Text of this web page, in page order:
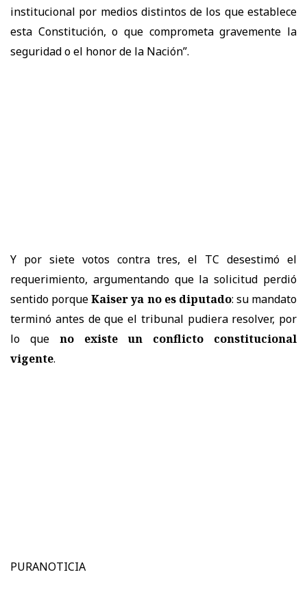
institucional por medios distintos de los que establece
esta Constitución, o que comprometa gravemente la
seguridad o el honor de la Nación”.
Y por siete votos contra tres, el TC desestimó el
requerimiento, argumentando que la solicitud perdió
sentido porqueKaiser ya no es diputado: su mandato
terminó antes de que el tribunal pudiera resolver, por
lo que no existe un conflicto constitucional
vigente.
PURANOTICIA